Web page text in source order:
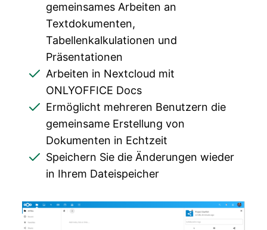
gemeinsames Arbeiten an
Textdokumenten,
Tabellenkalkulationen und
Präsentationen
Arbeiten in Nextcloud mit
ONLYOFFICE Docs
Ermöglicht mehreren Benutzern die
gemeinsame Erstellung von
Dokumenten in Echtzeit
Speichern Sie die Änderungen wieder
in Ihrem Dateispeicher